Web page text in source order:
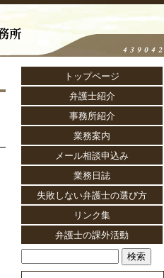
トップページ
弁護士紹介
事務所紹介
業務案内
メール相談申込み
業務日誌
失敗しない弁護士の選び方
リンク集
弁護士の課外活動